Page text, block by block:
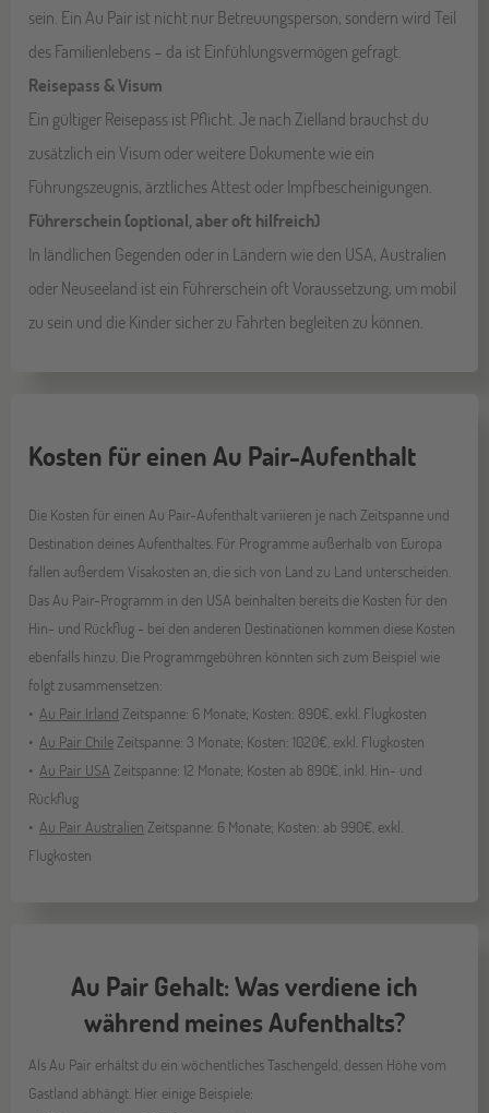
sein. Ein Au Pair ist nicht nur Betreuungsperson, sondern wird Teil
des Familienlebens – da ist Einfühlungsvermögen gefragt.
Reisepass & Visum
Ein gültiger Reisepass ist Pflicht. Je nach Zielland brauchst du
zusätzlich ein Visum oder weitere Dokumente wie ein
Führungszeugnis, ärztliches Attest oder Impfbescheinigungen.
Führerschein (optional, aber oft hilfreich)
In ländlichen Gegenden oder in Ländern wie den USA, Australien
oder Neuseeland ist ein Führerschein oft Voraussetzung, um mobil
zu sein und die Kinder sicher zu Fahrten begleiten zu können.
Kosten für einen Au Pair-Aufenthalt
Die Kosten für einen Au Pair-Aufenthalt variieren je nach Zeitspanne und
Destination deines Aufenthaltes. Für Programme außerhalb von Europa
fallen außerdem Visakosten an, die sich von Land zu Land unterscheiden.
Das Au Pair-Programm in den USA beinhalten bereits die Kosten für den
Hin- und Rückflug - bei den anderen Destinationen kommen diese Kosten
ebenfalls hinzu. Die Programmgebühren könnten sich zum Beispiel wie
folgt zusammensetzen:
Au Pair Irland Zeitspanne: 6 Monate; Kosten: 890€, exkl. Flugkosten
Au Pair Chile Zeitspanne: 3 Monate; Kosten: 1020€, exkl. Flugkosten
Au Pair USA Zeitspanne: 12 Monate; Kosten ab 890€, inkl. Hin- und
Rückflug
Au Pair Australien Zeitspanne: 6 Monate; Kosten: ab 990€, exkl.
Flugkosten
Au Pair Gehalt: Was verdiene ich
während meines Aufenthalts?
Als Au Pair erhältst du ein wöchentliches Taschengeld, dessen Höhe vom
Gastland abhängt. Hier einige Beispiele: